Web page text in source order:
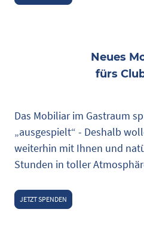
Neues
fürs
Das Mobiliar im Gastraum
„ausgespielt“ - Deshalb
weiterhin mit Ihnen und
Stunden in toller
JETZT SPENDEN